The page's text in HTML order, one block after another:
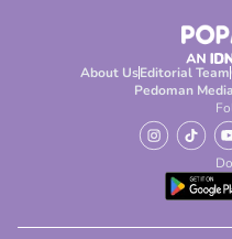
About UsEditorial Team
Pedoman